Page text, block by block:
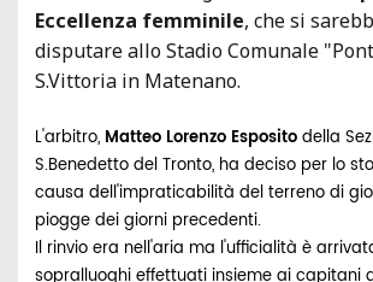
Eccellenza femminile, che si
disputare allo Stadio Comunale
S.Vittoria in Matenano.
L'arbitro, Matteo Lorenzo Espositodella
S.Benedetto del Tronto, ha deciso per lo
causa dell'impraticabilità del terreno di
piogge dei giorni precedenti.
Il rinvio era nell'aria ma l'ufficialità è
sopralluoghi effettuati insieme ai capitani